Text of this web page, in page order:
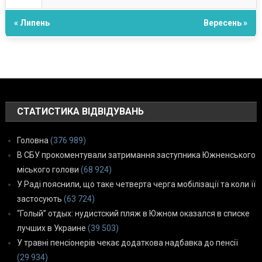
« Липень Вересень »
СТАТИСТИКА ВІДВІДУВАНЬ
Головна (376 989)
В СБУ прокоментували затримання заступника Южненського
міського голови (68 924)
У Раді пояснили, що таке четверта черга мобілізації та коли її
застосують (63 724)
“Голый” отдых: нудистский пляж в Южном оказался в списке
лучших в Украине (39 503)
У травні пенсіонерів чекає додаткова надбавка до пенсії
(29 934)